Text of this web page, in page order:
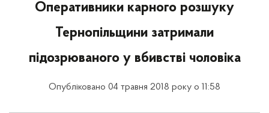
Оперативники карного розшуку
Тернопільщини затримали
підозрюваного у вбивстві чоловіка
Опубліковано 04 травня 2018 року о 11:58